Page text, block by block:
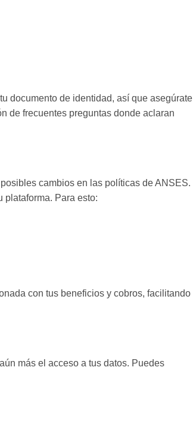
documento de identidad, así que asegúrate
de frecuentes preguntas donde aclaran
cambios en las políticas de ANSES.
plataforma. Para esto:
con tus beneficios y cobros, facilitando
más el acceso a tus datos. Puedes